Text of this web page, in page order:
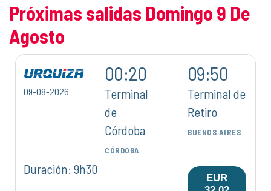
Próximas salidas Domingo 9 De
Agosto
09-08-2026
00:20
Terminal
de
Córdoba
CÓRDOBA
09:50
Terminal de
Retiro
BUENOS AIRES
Duración: 9h30
EUR